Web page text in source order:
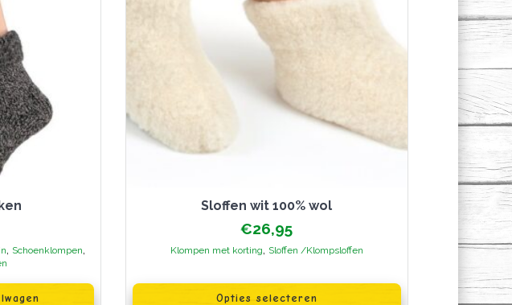
, Schoenklompen,
sloffen wit 100% wol
€26,95
Klompen met korting, Sloffen /Klompsloffen
Opties selecteren
product